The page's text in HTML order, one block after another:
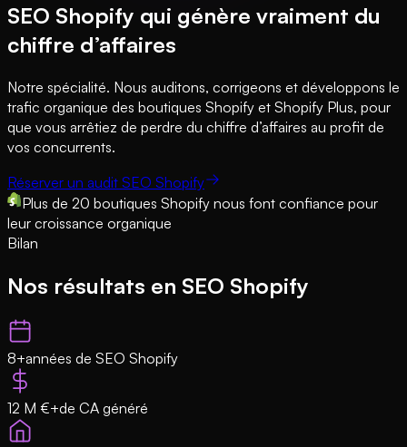
SEO Shopify qui génère vraiment du
chiffre d’affaires
Notre spécialité. Nous auditons, corrigeons et développons le
trafic organique des boutiques Shopify et Shopify Plus, pour
que vous arrêtiez de perdre du chiffre d’affaires au profit de
vos concurrents.
Réserver un audit SEO Shopify
Plus de 20 boutiques Shopify nous font confiance pour
leur croissance organique
Bilan
Nos résultats en SEO Shopify
8+années de SEO Shopify
12 M €+de CA généré